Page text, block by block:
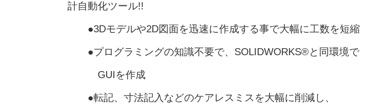
計自動化ツール!!
●3Dモデルや2D図面を迅速に作成する事で大幅に工数を短縮
●プログラミングの知識不要で、SOLIDWORKS®と同環境で
GUIを作成
●転記、寸法記入などのケアレスミスを大幅に削減し、